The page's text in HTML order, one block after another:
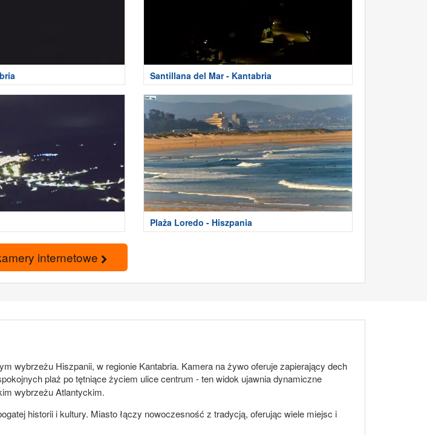
Santillana del Mar - Kantabria
Plaża Loredo - Hiszpania
internetowe
wybrzeżu Hiszpanii, w regionie Kantabria. Kamera na żywo oferuje zapierający dech
plaż po tętniące życiem ulice centrum - ten widok ujawnia dynamiczne
wybrzeżu Atlantyckim.
historii i kultury. Miasto łączy nowoczesność z tradycją, oferując wiele miejsc i